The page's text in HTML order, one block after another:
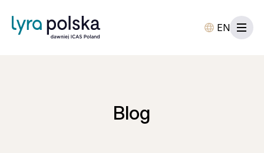
EN
Blog